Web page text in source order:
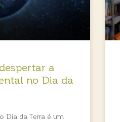
a
no Dia da
Dia da Terra é um